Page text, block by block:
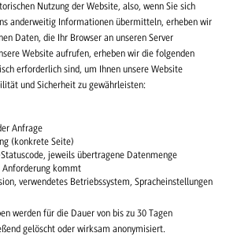
Nutzung der Website, also, wenn Sie sich
anderweitig Informationen übermitteln, erheben wir
Daten, die Ihr Browser an unseren Server
Website aufrufen, erheben wir die folgenden
erforderlich sind, um Ihnen unsere Website
und Sicherheit zu gewährleisten:
Anfrage
(konkrete Seite)
jeweils übertragene Datenmenge
Anforderung kommt
verwendetes Betriebssystem, Spracheinstellungen
werden für die Dauer von bis zu 30 Tagen
gelöscht oder wirksam anonymisiert.